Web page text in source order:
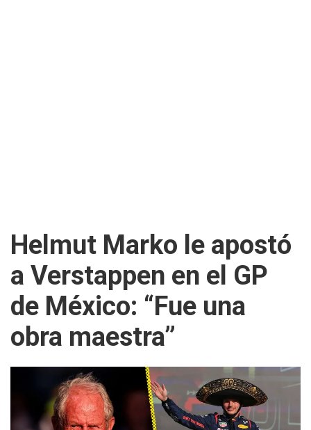
Helmut Marko le apostó
a Verstappen en el GP
de México: “Fue una
obra maestra”